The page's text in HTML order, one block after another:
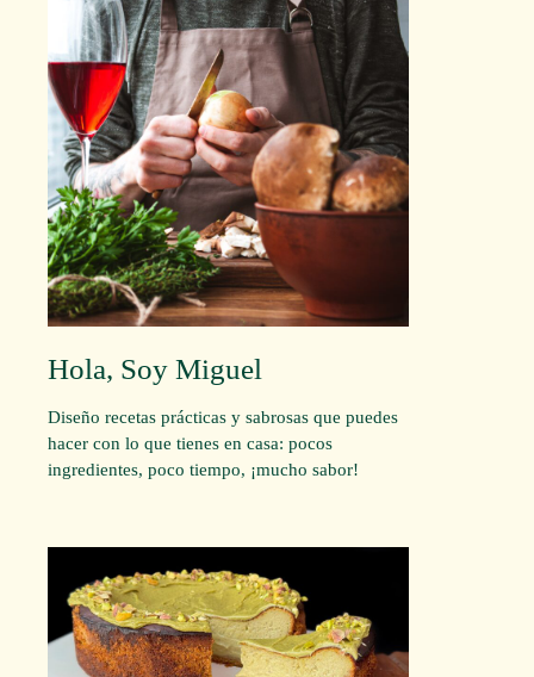
Hola, Soy Miguel
Diseño recetas prácticas y sabrosas que puedes
hacer con lo que tienes en casa: pocos
ingredientes, poco tiempo, ¡mucho sabor!